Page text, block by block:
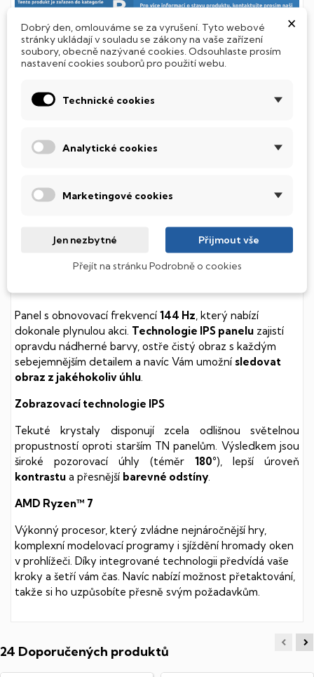
SSD Disk
diskem, který na rozdíl od starších magnetických HDD
k mechanickému poškození. Díky použití elektronické
soustavy je tento disk mnohem
Podsvícená klávesnice
Integrovaný systém úsporných LED diod osvítí jednotlivé
klávesy tak, aby byly krásně čitelné i během temné noci,
stále však decentně, aby nikterak nedráždily Váš zrak.
Panel s obnovovací frekvencí 144 Hz , který nabízí
dokonale plynulou akci. Technologie IPS panelu zajistí
opravdu nádherné barvy, ostře čistý obraz s každým
sebejemnějším detailem a navíc Vám umožní sledovat
obraz z jakéhokoliv úhlu
Zobrazovací technologie IPS
Tekuté krystaly disponují zcela odlišnou světelnou
propustností oproti starším TN panelům. Výsledkem jsou
široké pozorovací úhly (téměr 180°), lepší úroveň
kontrastu a přesnější barevné odstíny
AMD Ryzen™ 7
Výkonný procesor, který zvládne nejnáročnější hry,
komplexní modelovací programy i sjíždění hromady oken
v prohlížeči. Díky integrované technologii předvídá vaše
kroky a šetří vám čas. Navíc nabízí možnost přetaktování,
takže si ho uzpůsobíte přesně svým požadavkům.
24 Doporučených produktů
×
Dobrý den, omlouváme se za vyrušení. Tyto webové
stránky ukládají v souladu se zákony na vaše zařízení
soubory, obecně nazývané cookies. Odsouhlaste prosím
nastavení cookies souborů pro použití webu.
Technické cookies
Analytické cookies
Marketingové cookies
Jen nezbytné Přijmout vše
Přejít na stránku Podrobně o cookies